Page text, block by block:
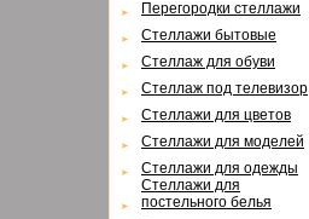
Перегородки стеллажи
Cтеллажи бытовые
Cтеллаж для обуви
Cтеллаж под телевизор
Стеллажи для цветов
Cтеллажи для моделей
Cтеллажи для одежды
Cтеллажи для
постельного белья